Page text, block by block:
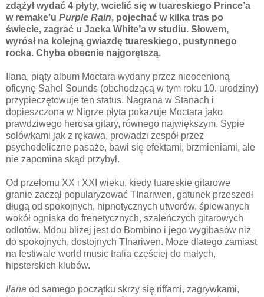
zdążył wydać 4 płyty, wcielić się w tuareskiego Prince’a
w remake’u Purple Rain, pojechać w kilka tras po
świecie, zagrać u Jacka White’a w studiu. Słowem,
wyrósł na kolejną gwiazdę tuareskiego, pustynnego
rocka. Chyba obecnie najgorętszą.
Ilana, piąty album Moctara wydany przez nieocenioną
oficynę Sahel Sounds (obchodzącą w tym roku 10. urodziny)
przypieczętowuje ten status. Nagrana w Stanach i
dopieszczona w Nigrze płyta pokazuje Moctara jako
prawdziwego herosa gitary, równego największym. Sypie
solówkami jak z rękawa, prowadzi zespół przez
psychodeliczne pasaże, bawi się efektami, brzmieniami, ale
nie zapomina skąd przybył.
Od przełomu XX i XXI wieku, kiedy tuareskie gitarowe
granie zaczął popularyzować TInariwen, gatunek przeszedł
długą od spokojnych, hipnotycznych utworów, śpiewanych
wokół ogniska do frenetycznych, szaleńczych gitarowych
odlotów. Mdou bliżej jest do Bombino i jego wygibasów niż
do spokojnych, dostojnych TInariwen. Może dlatego zamiast
na festiwale world music trafia częściej do małych,
hipsterskich klubów.
Ilana od samego początku skrzy się riffami, zagrywkami,